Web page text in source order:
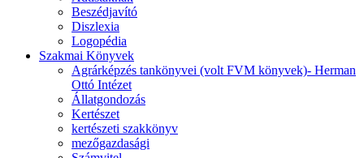
Beszédjavító
Diszlexia
Logopédia
Szakmai Könyvek
Agrárképzés tankönyvei (volt FVM könyvek)- Herman
Ottó Intézet
Állatgondozás
Kertészet
kertészeti szakkönyv
mezőgazdasági